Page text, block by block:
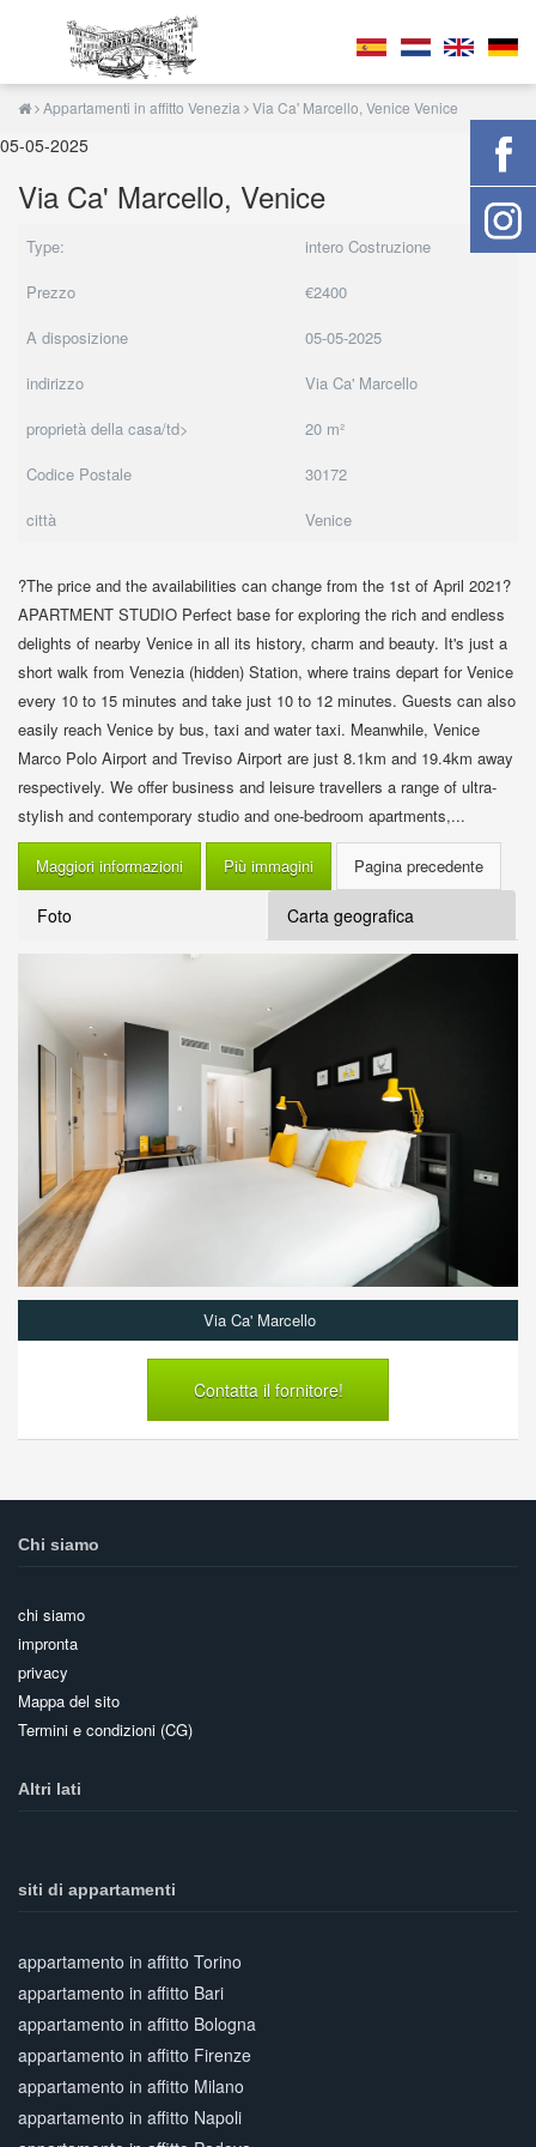
Appartamenti in affitto Venezia Via Ca' Marcello, Venice Venice
05-05-2025
Via Ca' Marcello, Venice
Type:
intero Costruzione
Prezzo
€2400
A disposizione
05-05-2025
indirizzo
Via Ca' Marcello
proprietà della casa/td>
20 m²
Codice Postale
30172
città
Venice
?The price and the availabilities can change from the 1st of April 2021?
APARTMENT STUDIO Perfect base for exploring the rich and endless
delights of nearby Venice in all its history, charm and beauty. It's just a
short walk from Venezia (hidden) Station, where trains depart for Venice
every 10 to 15 minutes and take just 10 to 12 minutes. Guests can also
easily reach Venice by bus, taxi and water taxi. Meanwhile, Venice
Marco Polo Airport and Treviso Airport are just 8.1km and 19.4km away
respectively. We offer business and leisure travellers a range of ultra-
stylish and contemporary studio and one-bedroom apartments,...
Maggiori informazioni Più immagini
Foto Carta geografica
Via Ca' Marcello
Contatta il fornitore!
Chi siamo
chi siamo
impronta
privacy
Mappa del sito
Termini e condizioni (CG)
Altri lati
siti di appartamenti
appartamento in affitto Torino
appartamento in affitto Bari
appartamento in affitto Bologna
appartamento in affitto Firenze
appartamento in affitto Milano
appartamento in affitto Napoli